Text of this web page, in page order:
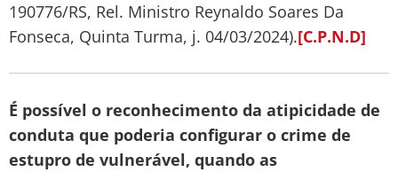
190776/RS, Rel. Ministro Reynaldo Soares Da
Fonseca, Quinta Turma, j. 04/03/2024).[C.P.N.D]
É possível o reconhecimento da atipicidade de
conduta que poderia configurar o crime de
estupro de vulnerável, quando as